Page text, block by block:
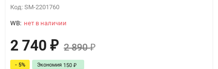
Код: SM-2201760
WB: нет в наличии
2 740 ₽ 2 890₽
- 5% Экономия 150 ₽